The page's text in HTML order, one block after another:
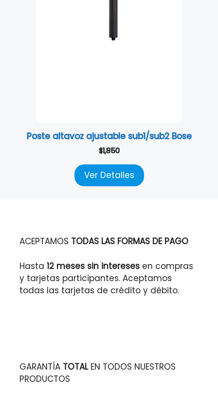
Poste altavoz ajustable sub1/sub2 Bose
$1,850
Ver Detalles
ACEPTAMOS TODAS LAS FORMAS DE PAGO
Hasta 12 meses sin intereses en compras
y tarjetas participantes. Aceptamos
todas las tarjetas de crédito y débito.
GARANTÍA TOTALEN TODOS NUESTROS
PRODUCTOS